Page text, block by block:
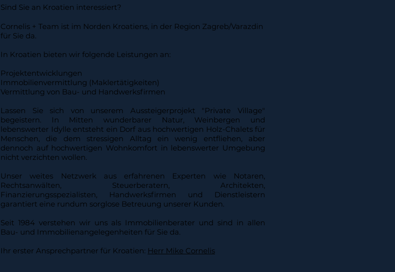
Sind Sie an Kroatien interessiert?
Cornelis + Team ist im Norden Kroatiens, in der Region Zagreb/Varazdin
für Sie da.
In Kroatien bieten wir folgende Leistungen an:
Projektentwicklungen
Immobilienvermittlung (Maklertätigkeiten)
Vermittlung von Bau- und Handwerksfirmen
Lassen Sie sich von unserem Aussteigerprojekt "Private Village"
begeistern. In Mitten wunderbarer Natur, Weinbergen und
lebenswerter Idylle entsteht ein Dorf aus hochwertigen Holz-Chalets für
Menschen, die dem stressigen Alltag ein wenig entfliehen, aber
dennoch auf hochwertigen Wohnkomfort in lebenswerter Umgebung
nicht verzichten wollen.
Unser weites Netzwerk aus erfahrenen Experten wie Notaren,
Rechtsanwälten, Steuerberatern, Architekten,
Finanzierungsspezialisten, Handwerksfirmen und Dienstleistern
garantiert eine rundum sorglose Betreuung unserer Kunden.
Seit 1984 verstehen wir uns als Immobilienberater und sind in allen
Bau- und Immobilienangelegenheiten für Sie da.
Ihr erster Ansprechpartner für Kroatien: Herr Mike Cornelis